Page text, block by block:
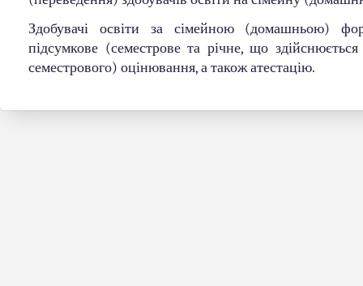
Здобувачі освіти за сімейною (домашньою)
підсумкове (семестрове та річне, що здійснюється
семестрового) оцінювання, а також атестацію.